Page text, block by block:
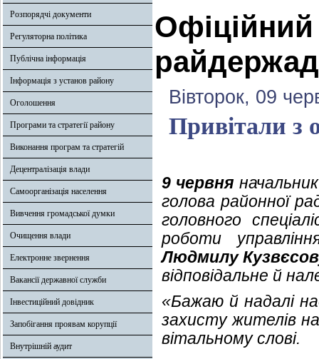
Розпорядчі документи
Регуляторна політика
Публічна інформація
Інформація з установ району
Оголошення
Програми та стратегії району
Виконання програм та стратегій
Децентралізація влади
Самоорганізація населення
Вивчення громадської думки
Очищення влади
Електронне звернення
Вакансії державної служби
Інвестиційний довідник
Запобігання проявам корупції
Внутрішній аудит
Вівторок, 09
Привітали з
9 червня
голова районної
головного
роботи
Людмилу
відповідальне й
«Бажаю й надалі
захисту жителів
вітальному слові.